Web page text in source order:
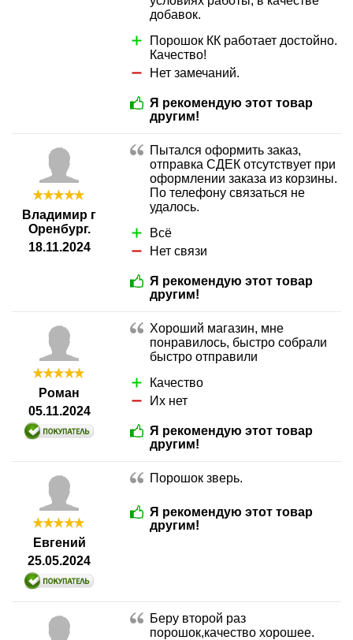
добавок.
Порошок КК работает достойно.
Качество!
Нет замечаний.
Я рекомендую этот товар
другим!
Владимир г
Оренбург.
18.11.2024
Пытался оформить заказ,
отправка СДЕК отсутствует при
оформлении заказа из корзины.
По телефону связаться не
удалось.
Всё
Нет связи
Я рекомендую этот товар
другим!
Роман
05.11.2024
Хороший магазин, мне
понравилось, быстро собрали
быстро отправили
Качество
Их нет
Я рекомендую этот товар
другим!
Евгений
25.05.2024
Порошок зверь.
Я рекомендую этот товар
другим!
Беру второй раз
порошок,качество хорошее.